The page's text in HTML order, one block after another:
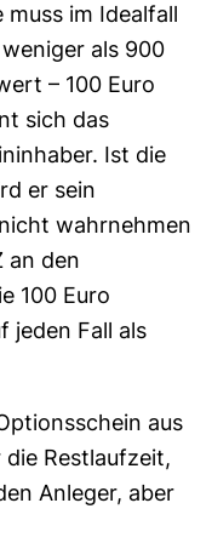
im Idealfall
als 900
– 100 Euro
sich das
Ist die
er sein
wahrnehmen
an den
100 Euro
jeden Fall als
aus
Restlaufzeit,
Anleger, aber